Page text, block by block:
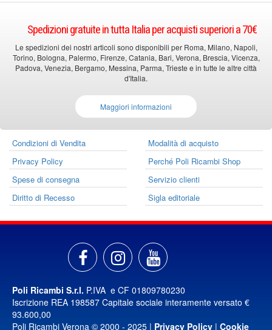
Spedizioni gratuite in tutta Italia per acquisti superiori a 70€
Le spedizioni dei nostri articoli sono disponibili per Roma, Milano, Napoli,
Torino, Bologna, Palermo, Firenze, Catania, Bari, Verona, Brescia, Vicenza,
Padova, Venezia, Bergamo, Messina, Parma, Trieste e in tutte le altre città
d'Italia.
Maggiori informazioni
Condizioni di Vendita
Modalità di acquisto
Privacy Policy
Perché Poli Ricambi Shop
Spese di consegna
Servizio clienti
Diritto di Recesso
Sigla editoriale
Poli Ricambi S.r.l. P.IVA e CF 01809780230
Iscrizione REA 198587 Capitale sociale interamente versato €
93.600,00
Poli Ricambi Verona © 2000 - 2025 | Privacy Policy | Cookie